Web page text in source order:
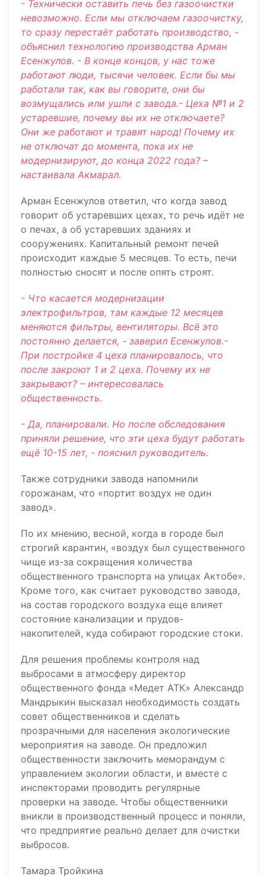
- Технически оставить печь без газоочистки
невозможно. Если мы отключаем газоочистку,
то сразу перестаёт работать производство, -
объяснил технологию производства Арман
Есенжулов. - В конце концов, у нас тоже
работают люди, тысячи человек. Если бы мы
работали так, как вы говорите, они бы
возмущались или ушли с завода.- Цеха №1 и 2
устаревшие, почему вы их не отключаете?
Они же работают и травят народ! Почему их
не отключат до момента, пока их не
модернизируют, до конца 2022 года? –
настаивала Акмарал.
Арман Есенжулов ответил, что когда завод
говорит об устаревших цехах, то речь идёт не
о печах, а об устаревших зданиях и
сооружениях. Капитальный ремонт печей
происходит каждые 5 месяцев. То есть, печи
полностью сносят и после опять строят.
- Что касается модернизации
электрофильтров, там каждые 12 месяцев
меняются фильтры, вентиляторы. Всё это
постоянно делается, - заверил Есенжулов.-
При постройке 4 цеха планировалось, что
после закроют 1 и 2 цеха. Почему их не
закрывают? – интересовалась
общественность.
- Да, планировали. Но после обследования
приняли решение, что эти цеха будут работать
ещё 10-15 лет, - пояснил руководитель.
Также сотрудники завода напомнили
горожанам, что «портит воздух не один
завод».
По их мнению, весной, когда в городе был
строгий карантин, «воздух был существенного
чище из-за сокращения количества
общественного транспорта на улицах Актобе».
Кроме того, как считает руководство завода,
на состав городского воздуха еще влияет
состояние канализации и прудов-
накопителей, куда собирают городские стоки.
Для решения проблемы контроля над
выбросами в атмосферу директор
общественного фонда «Медет АТК» Александр
Мандрыкин высказал необходимость создать
совет общественников и сделать
прозрачными для населения экологические
мероприятия на заводе. Он предложил
общественности заключить меморандум с
управлением экологии области, и вместе с
инспекторами проводить регулярные
проверки на заводе. Чтобы общественники
вникли в производственный процесс и поняли,
что предприятие реально делает для очистки
выбросов.
Тамара Тройкина